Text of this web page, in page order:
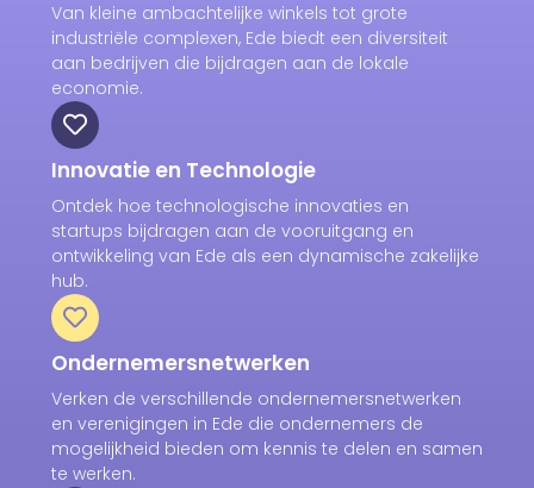
Van kleine ambachtelijke winkels tot grote
industriële complexen, Ede biedt een diversiteit
aan bedrijven die bijdragen aan de lokale
economie.
Innovatie en Technologie
Ontdek hoe technologische innovaties en
startups bijdragen aan de vooruitgang en
ontwikkeling van Ede als een dynamische zakelijke
hub.
Ondernemersnetwerken
Verken de verschillende ondernemersnetwerken
en verenigingen in Ede die ondernemers de
mogelijkheid bieden om kennis te delen en samen
te werken.